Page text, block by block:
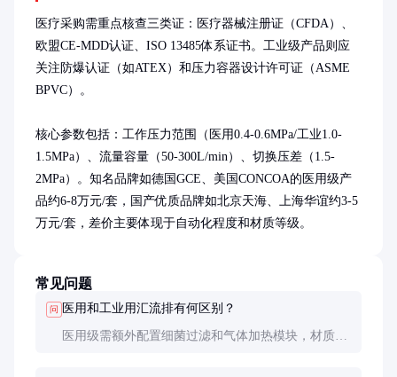
医疗采购需重点核查三类证：医疗器械注册证（CFDA）、
欧盟CE-MDD认证、ISO 13485体系证书。工业级产品则应
关注防爆认证（如ATEX）和压力容器设计许可证（ASME
BPVC）。
核心参数包括：工作压力范围（医用0.4-0.6MPa/工业1.0-
1.5MPa）、流量容量（50-300L/min）、切换压差（1.5-
2MPa）。知名品牌如德国GCE、美国CONCOA的医用级产
品约6-8万元/套，国产优质品牌如北京天海、上海华谊约3-5
万元/套，差价主要体现于自动化程度和材质等级。
常见问题
问 医用和工业用汇流排有何区别？
医用级需额外配置细菌过滤和气体加热模块，材质要